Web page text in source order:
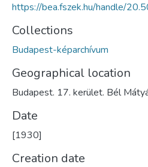
https://bea.fszek.hu/handle/
Collections
Budapest-képarchívum
Geographical location
Budapest. 17. kerület. Bél
Date
[1930]
Creation date